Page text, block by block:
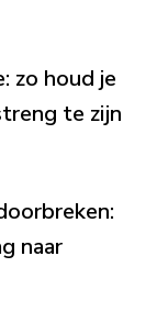
zo houd je
te zijn
naar